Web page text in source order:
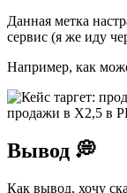
Данная метка
сервис (я же иду
Например, как
Вывод 💭
Как вывод, хочу